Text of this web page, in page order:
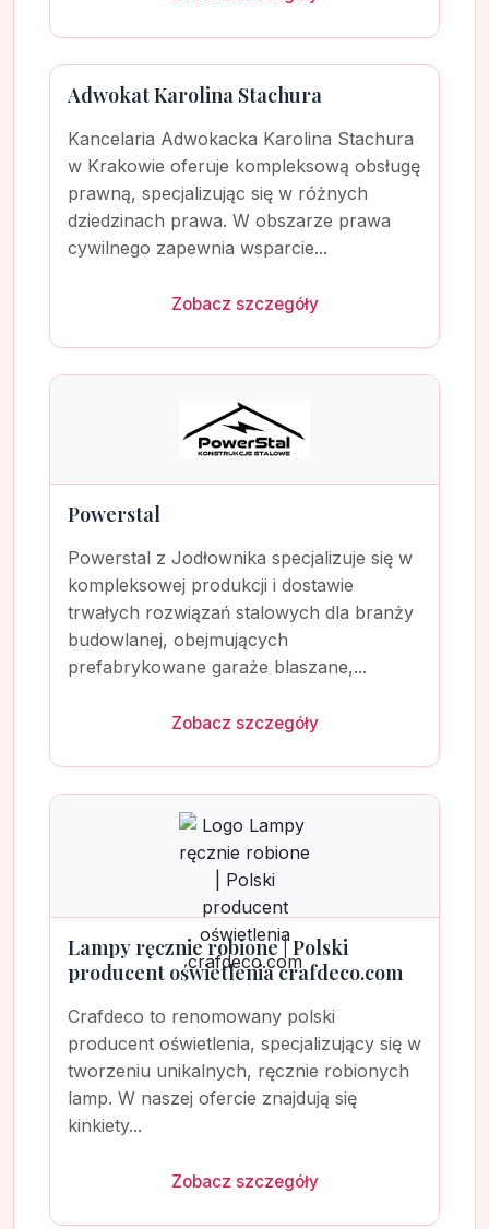
Adwokat Karolina Stachura
Kancelaria Adwokacka Karolina Stachura
w Krakowie oferuje kompleksową obsługę
prawną, specjalizując się w różnych
dziedzinach prawa. W obszarze prawa
cywilnego zapewnia wsparcie...
Zobacz szczegóły
Powerstal
Powerstal z Jodłownika specjalizuje się w
kompleksowej produkcji i dostawie
trwałych rozwiązań stalowych dla branży
budowlanej, obejmujących
prefabrykowane garaże blaszane,...
Zobacz szczegóły
Lampy ręcznie robione | Polski
producent oświetlenia crafdeco.com
Crafdeco to renomowany polski
producent oświetlenia, specjalizujący się w
tworzeniu unikalnych, ręcznie robionych
lamp. W naszej ofercie znajdują się
kinkiety...
Zobacz szczegóły